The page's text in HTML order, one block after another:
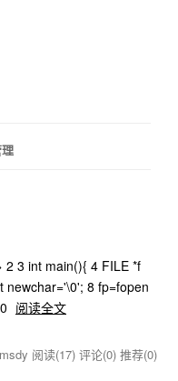
2 3 int main(){ 4 FILE *f
newchar='\0'; 8 fp=fopen
阅读全文
阅读(17) 评论(0) 推荐(0)